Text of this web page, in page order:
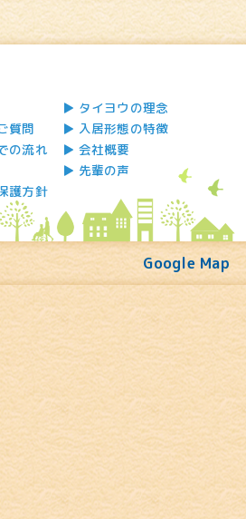
タイヨウの理念
質問
入居形態の特徴
の流れ
会社概要
先輩の声
護方針
Google Map